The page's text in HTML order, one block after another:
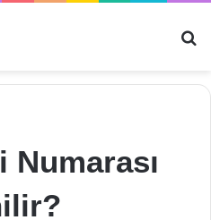
Numarası